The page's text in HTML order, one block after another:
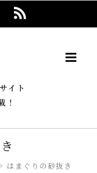
Facebook
イト
！
はまぐりの砂抜き